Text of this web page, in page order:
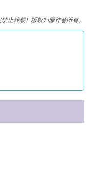
止转载！版权归原作者所有。